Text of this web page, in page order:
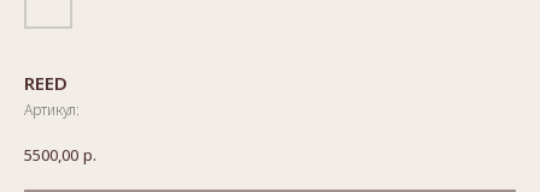
REED
Артикул:
5500,00 р.